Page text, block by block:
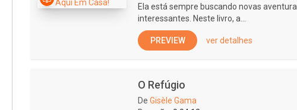
Ela está sempre buscando novas
interessantes. Neste livro, a...
PREVIEW ver detalhes
O Refúgio
De Gisèle Gama